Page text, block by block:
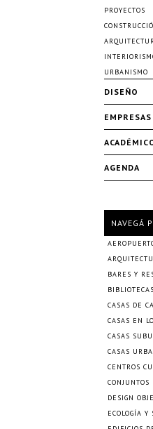
PROYECTOS
URBANISMO
DISEÑO
EMPRESAS
AGENDA
NAVEGÁ
BARES Y
BIBLIOTECAS
CASAS DE
CASAS EN
CASAS
CASAS
CENTROS
DESIGN
ECOLOGÍA